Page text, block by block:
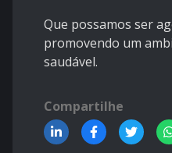
Que possamos ser
promovendo um
saudável.
Compartilhe